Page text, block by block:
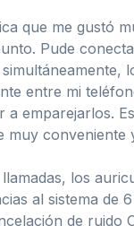
que me gustó
Pude
entre mi
a emparejarlos.
muy conveniente
los
al sistema de
de ruido